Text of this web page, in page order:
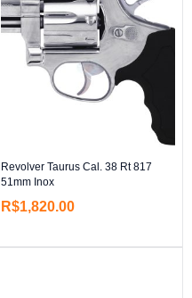
Revolver Taurus Cal. 38 Rt 817
51mm Inox
R$1,820.00